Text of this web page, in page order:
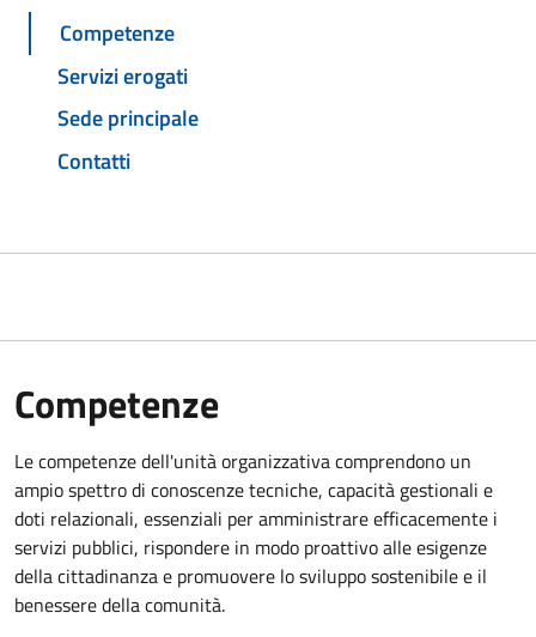
Competenze
Servizi erogati
Sede principale
Contatti
Competenze
Le competenze dell'unità organizzativa comprendono un
ampio spettro di conoscenze tecniche, capacità gestionali e
doti relazionali, essenziali per amministrare efficacemente i
servizi pubblici, rispondere in modo proattivo alle esigenze
della cittadinanza e promuovere lo sviluppo sostenibile e il
benessere della comunità.